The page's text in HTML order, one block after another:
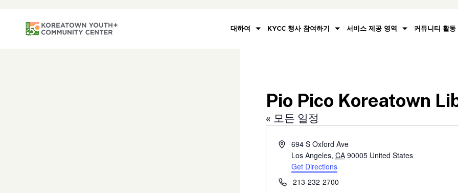
대하여 KYCC 행사 참여하기 서비스 제공 영역 커뮤니티 활동
Pio Pico Koreatown
« 모든 일정
Address694 S Oxford Ave
Los Angeles, CA 90005 United States
Get Directions
Phone213-232-2700